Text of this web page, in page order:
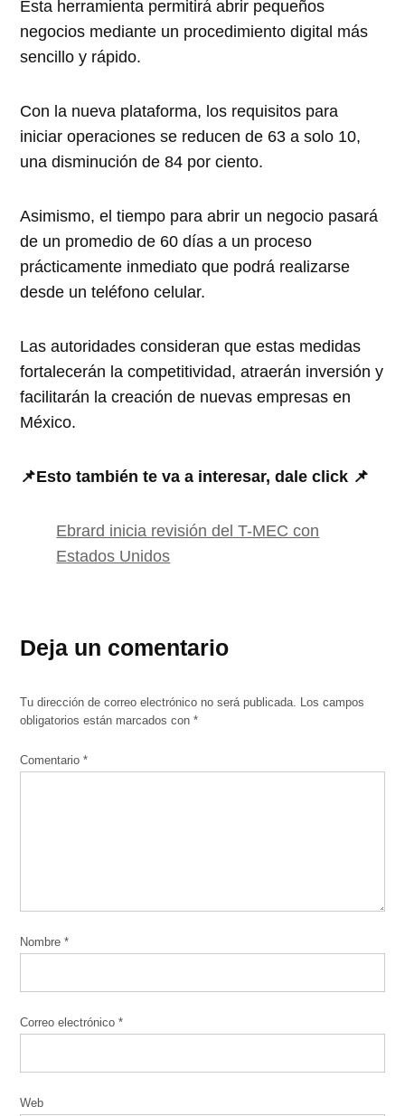
Esta herramienta permitirá abrir pequeños
negocios mediante un procedimiento digital más
sencillo y rápido.
Con la nueva plataforma, los requisitos para
iniciar operaciones se reducen de 63 a solo 10,
una disminución de 84 por ciento.
Asimismo, el tiempo para abrir un negocio pasará
de un promedio de 60 días a un proceso
prácticamente inmediato que podrá realizarse
desde un teléfono celular.
Las autoridades consideran que estas medidas
fortalecerán la competitividad, atraerán inversión y
facilitarán la creación de nuevas empresas en
México.
📌Esto también te va a interesar, dale click 📌
Ebrard inicia revisión del T-MEC con
Estados Unidos
Deja un comentario
Tu dirección de correo electrónico no será publicada. Los campos
obligatorios están marcados con*
Comentario*
Nombre*
Correo electrónico*
Web